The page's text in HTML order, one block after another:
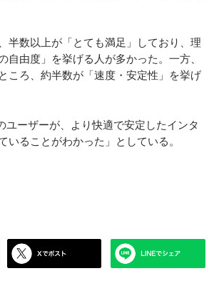
半数以上が「とても満足」しており、理
自由度」を挙げる人が多かった。一方、
ころ、約半数が「速度・安定性」を挙げ
ーザーが、より快適で安定したインタ
いることがわかった」としている。